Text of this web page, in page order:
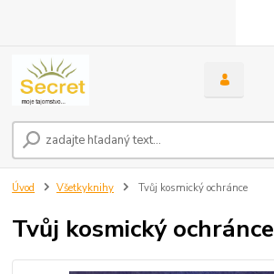
Úvod Všetkyknihy Tvůj kosmický ochránce
Tvůj kosmický ochránce